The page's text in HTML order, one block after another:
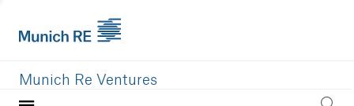
Munich Re Ventures
Home